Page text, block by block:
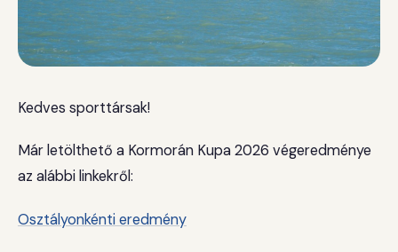
Kedves sporttársak!
Már letölthető a Kormorán Kupa 2026 végeredménye
az alábbi linkekről:
Osztályonkénti eredmény